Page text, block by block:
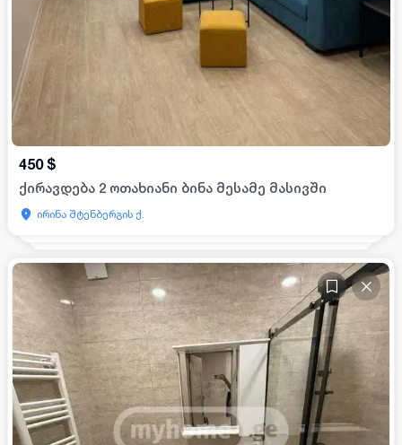
450 $
ქირავდება 2 ოთახიანი ბინა მესამე მასივში
ირინა შტენბერგის ქ.